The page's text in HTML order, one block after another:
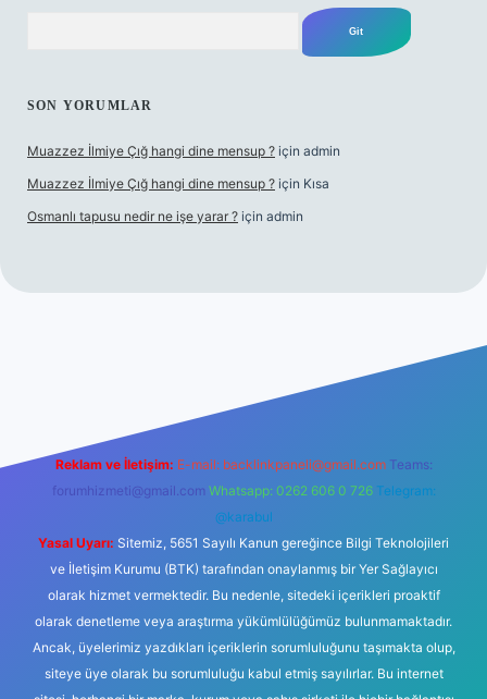
SON YORUMLAR
Muazzez İlmiye Çığ hangi dine mensup ? için admin
Muazzez İlmiye Çığ hangi dine mensup ? için Kısa
Osmanlı tapusu nedir ne işe yarar ? için admin
Reklam ve İletişim: E-mail: backlinkpaneli@gmail.com Teams:
forumhizmeti@gmail.com Whatsapp: 0262 606 0 726 Telegram:
@karabul
Yasal Uyarı: Sitemiz, 5651 Sayılı Kanun gereğince Bilgi Teknolojileri
ve İletişim Kurumu (BTK) tarafından onaylanmış bir Yer Sağlayıcı
olarak hizmet vermektedir. Bu nedenle, sitedeki içerikleri proaktif
olarak denetleme veya araştırma yükümlülüğümüz bulunmamaktadır.
Ancak, üyelerimiz yazdıkları içeriklerin sorumluluğunu taşımakta olup,
siteye üye olarak bu sorumluluğu kabul etmiş sayılırlar. Bu internet